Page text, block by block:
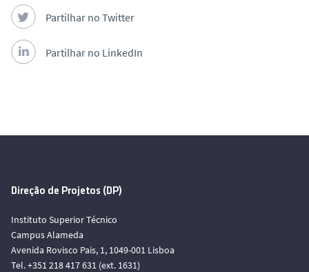
Partilhar no Twitter
Partilhar no LinkedIn
Direção de Projetos (DP)
Instituto Superior Técnico
Campus Alameda
Avenida Rovisco Pais, 1, 1049-001 Lisboa
Tel. +351 218 417 631 (ext. 1631)